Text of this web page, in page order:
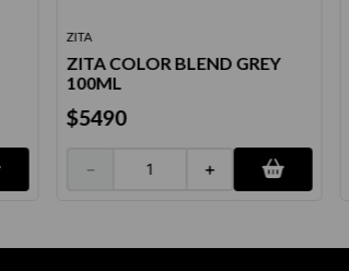
ZITA
ZITA COLOR BLEND GREY
100ML
$5490
＋
－